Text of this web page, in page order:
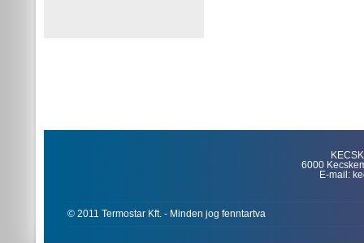
6000
E-mail:
© 2011 Termostar Kft. - Minden jog fenntartva